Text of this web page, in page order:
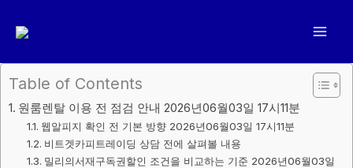
너
Table of Contents
원룸렌탈 이용 전 점검 안내 2026년06월03일 17시11분
웹알피지 확인 전 기본 방향 2026년06월03일 17시11분
비트겟카피트레이딩 상담 전에 살펴볼 내용
밀리의서재구독권할인 조건을 비교하는 기준 2026년06월03일